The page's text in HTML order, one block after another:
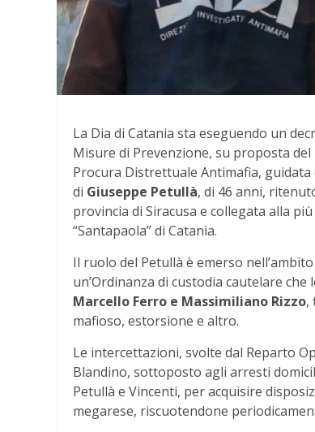
La Dia di Catania sta eseguendo un
Misure di Prevenzione, su proposta
Procura Distrettuale Antimafia,
di Giuseppe Petullà, di 46 anni,
provincia di Siracusa e collegata alla
“Santapaola” di Catania.
Il ruolo del Petullà è emerso
un’Ordinanza di custodia cautelare
Marcello Ferro e Massimiliano Rizzo,
mafioso, estorsione e altro.
Le intercettazioni, svolte dal Reparto
Blandino, sottoposto agli arresti
Petullà e Vincenti, per acquisire
megarese, riscuotendone